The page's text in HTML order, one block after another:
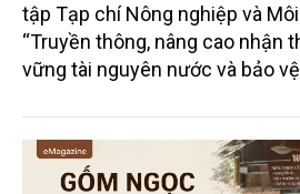
tập Tạp chí Nông nghiệp và
“Truyền thông, nâng cao nhận
vững tài nguyên nước và bảo
trường phối hợp với Sở Nông
tỉnh Lai Châu tổ chức ngày 10/
hút sự tham gia của hơn 100